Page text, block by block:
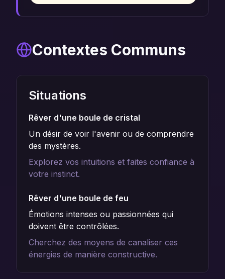
Contextes Communs
Situations
Rêver d'une boule de cristal
Un désir de voir l'avenir ou de comprendre
des mystères.
Explorez vos intuitions et faites confiance à
votre instinct.
Rêver d'une boule de feu
Émotions intenses ou passionnées qui
doivent être contrôlées.
Cherchez des moyens de canaliser ces
énergies de manière constructive.